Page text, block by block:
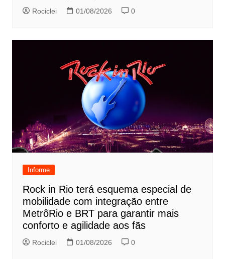
Rociclei 01/08/2026 0
Informe
Rock in Rio terá esquema especial de
mobilidade com integração entre
MetrôRio e BRT para garantir mais
conforto e agilidade aos fãs
Rociclei 01/08/2026 0